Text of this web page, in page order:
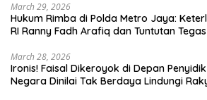
March 29, 2026
Hukum Rimba di Polda Metro Jaya:
RI Ranny Fadh Arafiq dan Tuntutan
March 28, 2026
Ironis! Faisal Dikeroyok di Depan
Negara Dinilai Tak Berdaya Lindungi